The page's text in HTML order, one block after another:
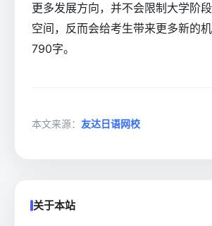
更多发展方向，并不会限制大学阶
空间，反而会给考生带来更多新的
790字。
本文来源： 友达日语网校
关于本站